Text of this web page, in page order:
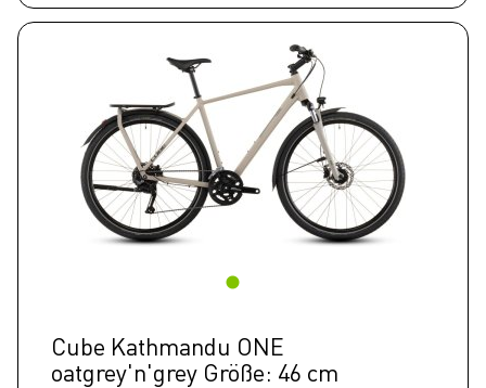
Cube Kathmandu ONE
oatgrey'n'grey Größe: 46 cm